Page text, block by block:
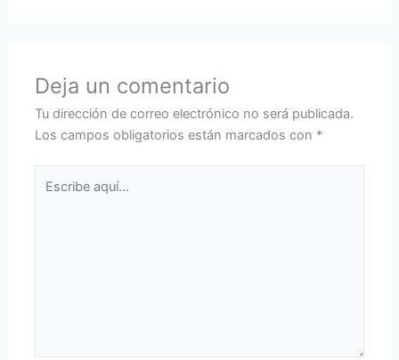
Deja un comentario
Tu dirección de correo electrónico no será publicada.
Los campos obligatorios están marcados con *
aquí...